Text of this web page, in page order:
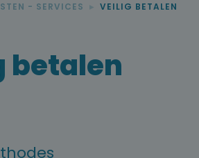
- SERVICES VEILIG BETALEN
betalen